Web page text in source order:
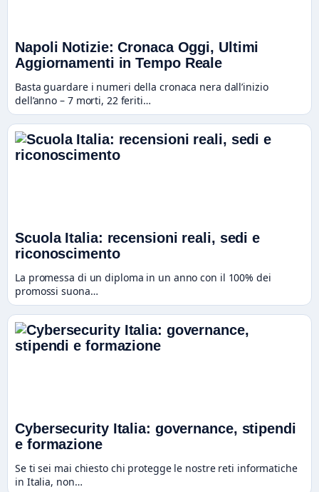
Napoli Notizie: Cronaca Oggi, Ultimi
Aggiornamenti in Tempo Reale
Basta guardare i numeri della cronaca nera dall’inizio
dell’anno – 7 morti, 22 feriti…
Scuola Italia: recensioni reali, sedi e
riconoscimento
La promessa di un diploma in un anno con il 100% dei
promossi suona…
Cybersecurity Italia: governance, stipendi
e formazione
Se ti sei mai chiesto chi protegge le nostre reti informatiche
in Italia, non…